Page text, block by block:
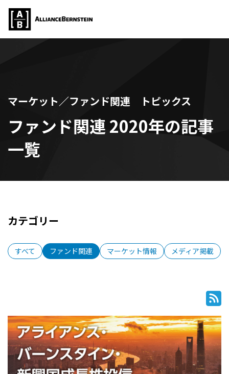
マーケット／ファンド関連 トピックス
ファンド関連 2020年の記事
一覧
カテゴリー
すべて ファンド関連 マーケット情報 メディア掲載